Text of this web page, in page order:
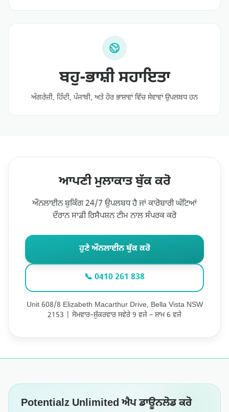
ਬਹੁ-ਭਾਸ਼ੀ ਸਹਾਇਤਾ
ਅੰਗਰੇਜ਼ੀ, ਹਿੰਦੀ, ਪੰਜਾਬੀ, ਅਤੇ ਹੋਰ ਭਾਸ਼ਾਵਾਂ ਵਿੱਚ ਸੇਵਾਵਾਂ ਉਪਲਬਧ ਹਨ
ਆਪਣੀ ਮੁਲਾਕਾਤ ਬੁੱਕ ਕਰੋ
ਔਨਲਾਈਨ ਬੁਕਿੰਗ 24/7 ਉਪਲਬਧ ਹੈ ਜਾਂ ਕਾਰੋਬਾਰੀ ਘੰਟਿਆਂ
ਦੌਰਾਨ ਸਾਡੀ ਰਿਸੈਪਸ਼ਨ ਟੀਮ ਨਾਲ ਸੰਪਰਕ ਕਰੋ
ਹੁਣੇ ਔਨਲਾਈਨ ਬੁੱਕ ਕਰੋ
📞 0410 261 838
Unit 608/8 Elizabeth Macarthur Drive, Bella Vista NSW
2153 | ਸੋਮਵਾਰ–ਸ਼ੁੱਕਰਵਾਰ ਸਵੇਰੇ 9 ਵਜੇ – ਸ਼ਾਮ 6 ਵਜੇ
Potentialz Unlimited ਐਪ ਡਾਊਨਲੋਡ ਕਰੋ